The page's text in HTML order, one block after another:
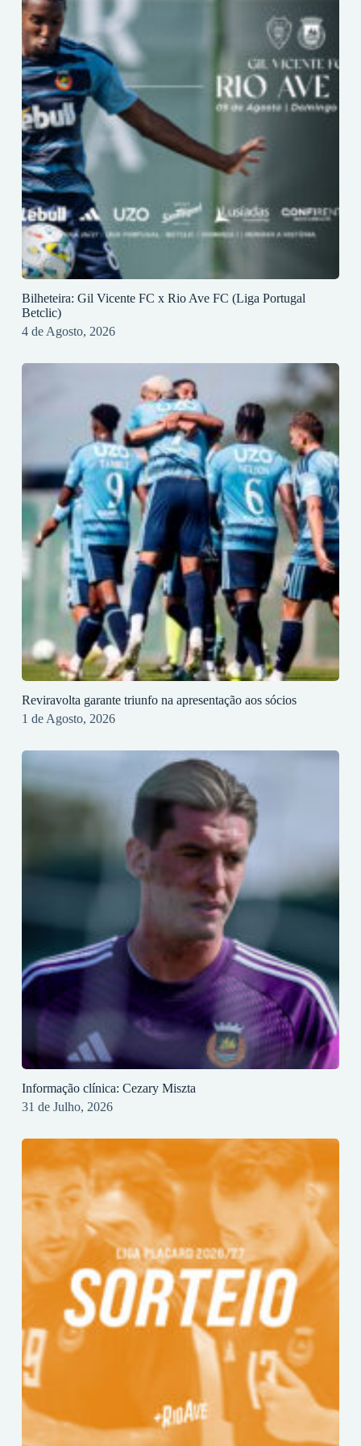
Bilheteira: Gil Vicente FC x Rio Ave FC (Liga Portugal
Betclic)
4 de Agosto, 2026
Reviravolta garante triunfo na apresentação aos sócios
1 de Agosto, 2026
Informação clínica: Cezary Miszta
31 de Julho, 2026